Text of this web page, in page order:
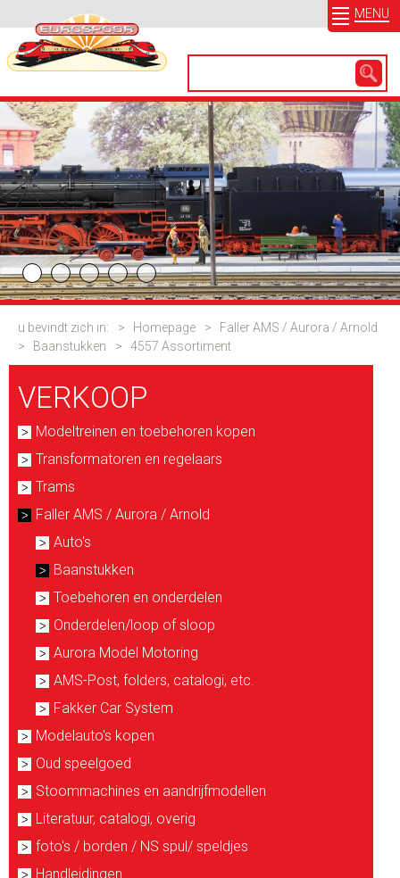
MENU
u bevindt zich in: > Homepage >
Faller AMS / Aurora / Arnold
>
Baanstukken > 4557 Assortiment
VERKOOP
Modeltreinen en toebehoren kopen
Transformatoren en regelaars
Trams
Faller AMS / Aurora / Arnold
Auto's
Baanstukken
Toebehoren en onderdelen
Onderdelen/loop of sloop
Aurora Model Motoring
AMS-Post, folders, catalogi, etc.
Fakker Car System
Modelauto's kopen
Oud speelgoed
Stoommachines en aandrijfmodellen
Literatuur, catalogi, overig
foto's / borden / NS spul/ speldjes
Handleidingen